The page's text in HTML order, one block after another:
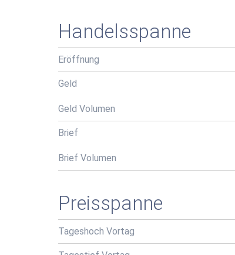
Handelsspanne
Eröffnung
Geld
Geld Volumen
Brief
Brief Volumen
Preisspanne
Tageshoch Vortag